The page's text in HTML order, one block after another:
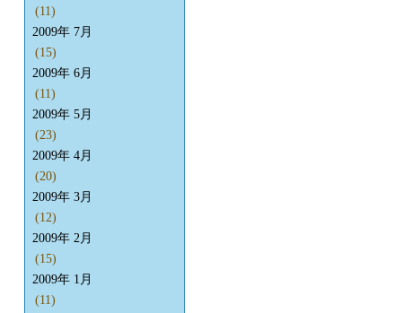
(11)
2009年 7月
(15)
2009年 6月
(11)
2009年 5月
(23)
2009年 4月
(20)
2009年 3月
(12)
2009年 2月
(15)
2009年 1月
(11)